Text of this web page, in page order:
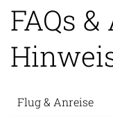
FAQs
Flug & Anreise